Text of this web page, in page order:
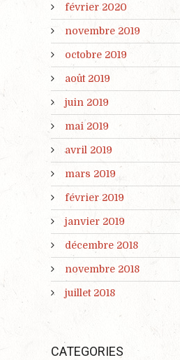
février 2020
novembre 2019
octobre 2019
août 2019
juin 2019
mai 2019
avril 2019
mars 2019
février 2019
janvier 2019
décembre 2018
novembre 2018
juillet 2018
CATEGORIES